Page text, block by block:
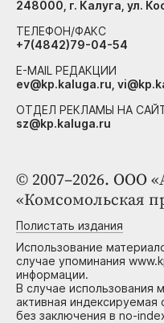
© 2007–2026. ООО
«Комсомольская
Полистать издания
Использование
случае упоминания
информации.
В случае использования
активная индексируемая
без заключения в no-
248000, г. Калуга, ул.
ТЕЛЕФОН/ФАКС
+7(4842)79-04-54
E-MAIL РЕДАКЦИИ
ev@kp.kaluga.ru,
ОТДЕЛ РЕКЛАМЫ НА
sz@kp.kaluga.ru